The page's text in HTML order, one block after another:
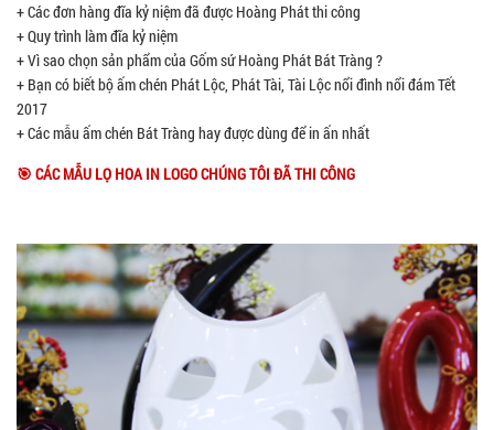
+ Các đơn hàng đĩa kỷ niệm đã được Hoàng Phát thi công
+ Quy trình làm đĩa kỷ niệm
+ Vì sao chọn sản phẩm của Gốm sứ Hoàng Phát Bát Tràng ?
+ Bạn có biết bộ ấm chén Phát Lộc, Phát Tài, Tài Lộc nổi đình nổi đám Tết
2017
+ Các mẫu ấm chén Bát Tràng hay được dùng để in ấn nhất
🎯 CÁC MẪU LỌ HOA IN LOGO CHÚNG TÔI ĐÃ THI CÔNG